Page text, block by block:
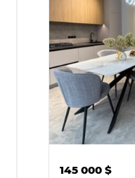
145 000$